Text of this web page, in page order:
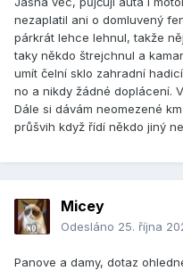
nezaplatil ani o domluvený
párkrát lehce lehnul, takže
taky někdo štrejchnul a
umít čelní sklo zahradní
no a nikdy žádné doplácení.
Dále si dávám neomezené
průšvih když řídí někdo jiný
Micey
Odesláno 25. října
Panove a damy, dotaz